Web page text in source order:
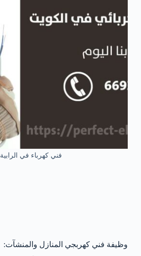
فني كهرباء في الرابية
وظيفة فني كهربجي المنازل والمنشآت: